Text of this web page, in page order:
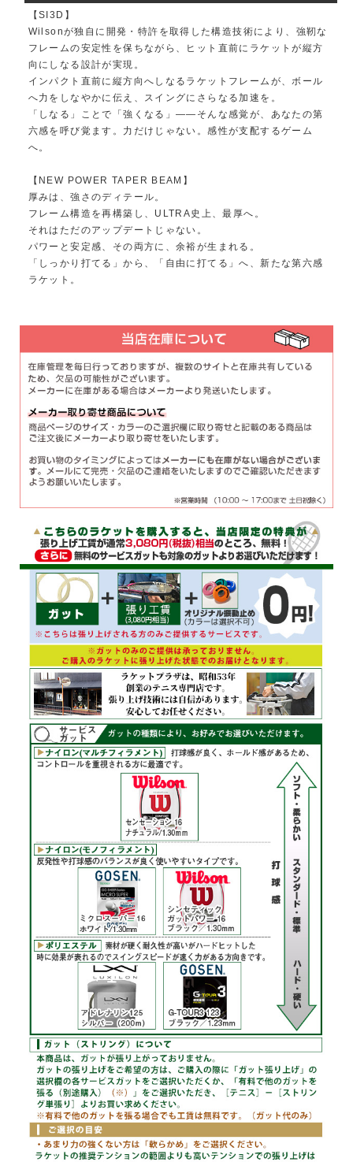
【SI3D】
Wilsonが独自に開発・特許を取得した構造技術により、強靭な
フレームの安定性を保ちながら、ヒット直前にラケットが縦方
向にしなる設計が実現。
インパクト直前に縦方向へしなるラケットフレームが、ボール
へ力をしなやかに伝え、スイングにさらなる加速を。
「しなる」ことで「強くなる」――そんな感覚が、あなたの第
六感を呼び覚ます。力だけじゃない。感性が支配するゲーム
へ。
【NEW POWER TAPER BEAM】
厚みは、強さのディテール。
フレーム構造を再構築し、ULTRA史上、最厚へ。
それはただのアップデートじゃない。
パワーと安定感、その両方に、余裕が生まれる。
「しっかり打てる」から、「自由に打てる」へ、新たな第六感
ラケット。